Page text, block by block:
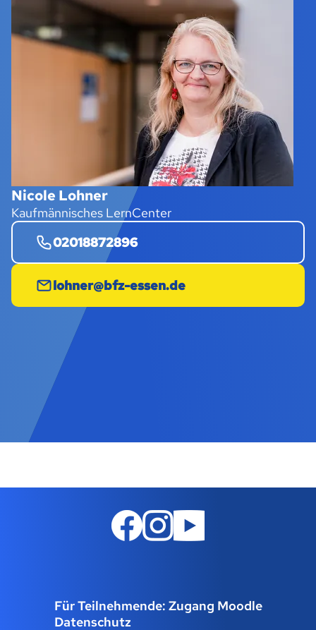
Nicole Lohner
Kaufmännisches LernCenter
02018872896
lohner@bfz-essen.de
Für Teilnehmende: Zugang Moodle
Datenschutz